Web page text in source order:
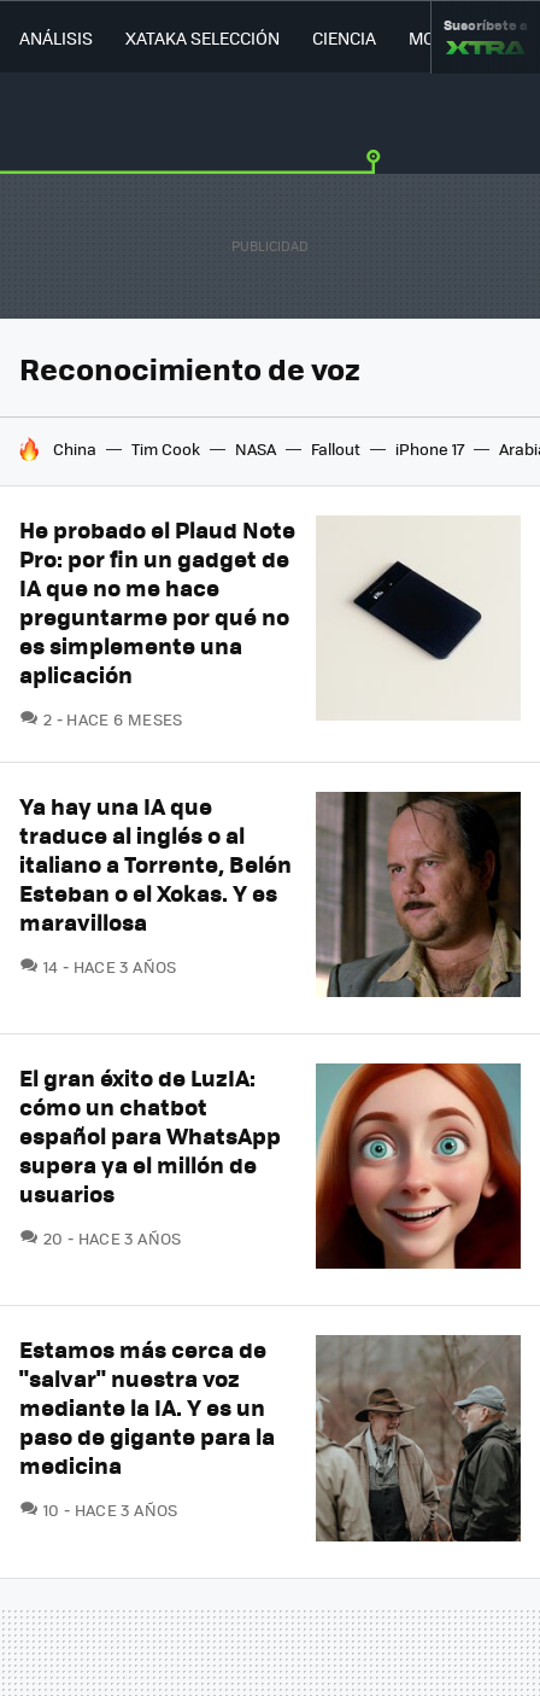
ANÁLISIS XATAKA SELECCIÓN CIENCIA MOVILIDAD
Suscríbete a
Reconocimiento de voz
HOY SE HABLA DE
China Tim Cook NASA Fallout iPhone 17
He probado el Plaud Note
Pro: por fin un gadget de
IA que no me hace
preguntarme por qué no
es simplemente una
aplicación
2 COMENTARIOS
HACE 6 MESES
Ya hay una IA que
traduce al inglés o al
italiano a Torrente, Belén
Esteban o el Xokas. Y es
maravillosa
14 COMENTARIOS
HACE 3 AÑOS
El gran éxito de LuzIA:
cómo un chatbot
español para WhatsApp
supera ya el millón de
usuarios
20 COMENTARIOS
HACE 3 AÑOS
Estamos más cerca de
"salvar" nuestra voz
mediante la IA. Y es un
paso de gigante para la
medicina
10 COMENTARIOS
HACE 3 AÑOS